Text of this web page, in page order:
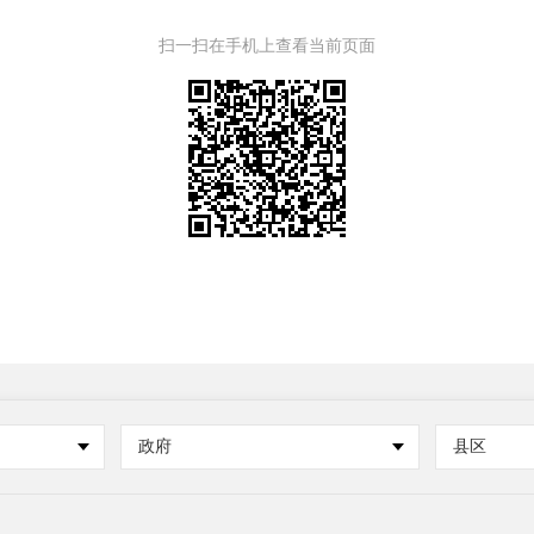
扫一扫在手机上查看当前页面
政府 县区